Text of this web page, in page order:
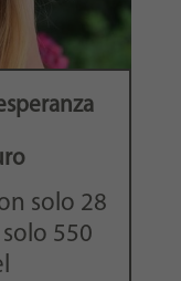
solo 28
550